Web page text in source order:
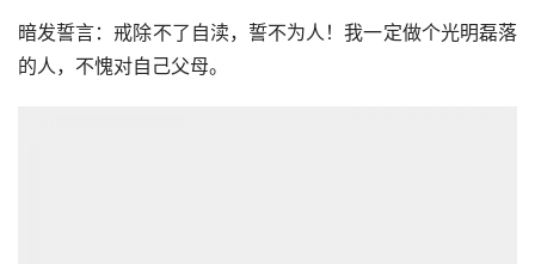
暗发誓言：戒除不了自渎，誓不为人！我一定做个光明磊落
的人，不愧对自己父母。